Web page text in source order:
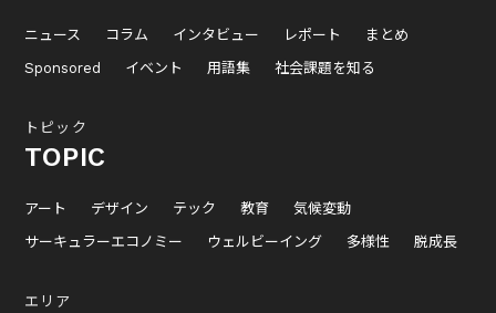
ニュース コラム インタビュー レポート
まとめ
Sponsored
イベント 用語集 社会課題を知る
トピック
TOPIC
アート デザイン テック 教育
気候変動
サーキュラーエコノミー
ウェルビーイング 多様性 脱成長
エリア